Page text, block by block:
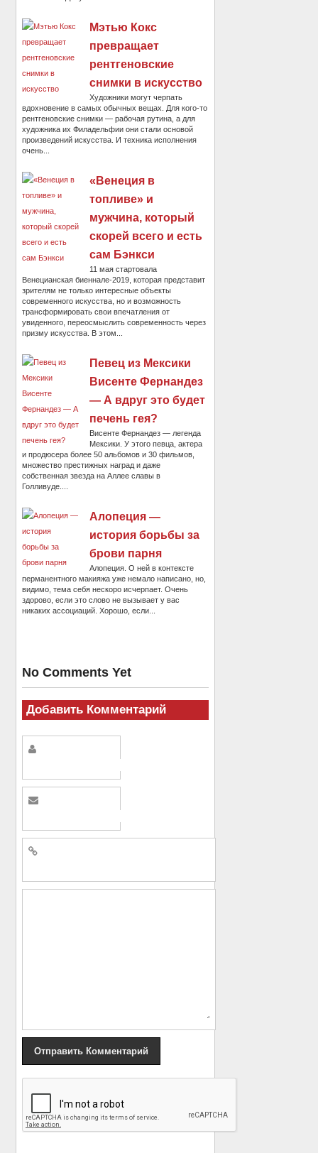
Мэтью Кокс
превращает
рентгеновские
снимки в искусство
Художники могут черпать
вдохновение в самых обычных вещах. Для кого-то
рентгеновские снимки — рабочая рутина, а для
художника их Филадельфии они стали основой
произведений искусства. И техника исполнения
очень...
«Венеция в
топливе» и
мужчина, который
скорей всего и есть
сам Бэнкси
11 мая стартовала
Венецианская биеннале-2019, которая представит
зрителям не только интересные объекты
современного искусства, но и возможность
трансформировать свои впечатления от
увиденного, переосмыслить современность через
призму искусства. В этом...
Певец из Мексики
Висенте Фернандез
— А вдруг это будет
печень гея?
Висенте Фернандез — легенда
Мексики. У этого певца, актера
и продюсера более 50 альбомов и 30 фильмов,
множество престижных наград и даже
собственная звезда на Аллее славы в
Голливуде....
Алопеция —
история борьбы за
брови парня
Алопеция. О ней в контексте
перманентного макияжа уже немало написано, но,
видимо, тема себя нескоро исчерпает. Очень
здорово, если это слово не вызывает у вас
никаких ассоциаций. Хорошо, если...
No Comments Yet
Добавить Комментарий
Русский писатель
Тургенев — «Умереть
таким молодым!»
прозвищу «Человек-